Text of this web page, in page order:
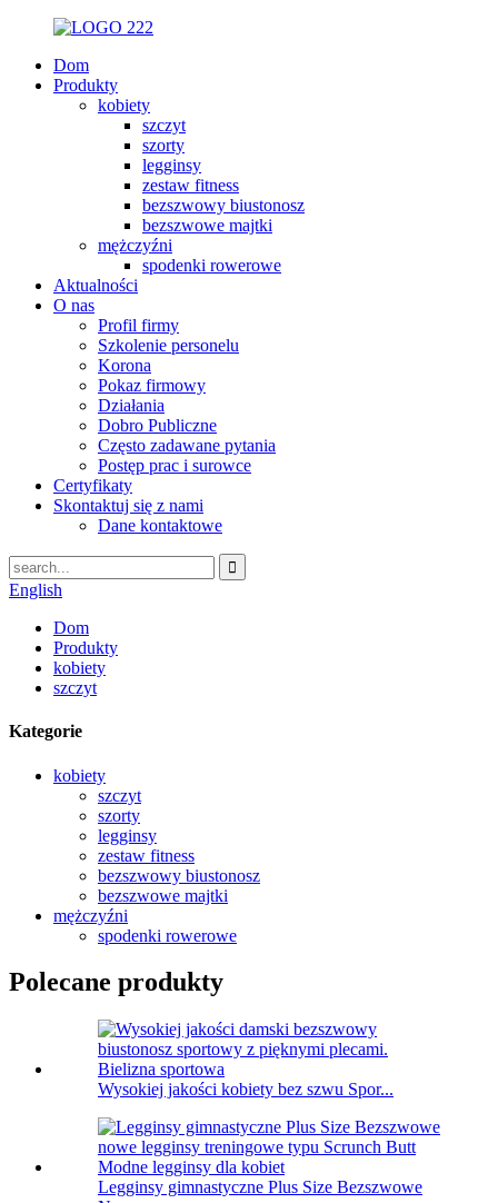
Dom
Produkty
kobiety
szczyt
szorty
legginsy
zestaw fitness
bezszwowy biustonosz
bezszwowe majtki
mężczyźni
spodenki rowerowe
Aktualności
O nas
Profil firmy
Szkolenie personelu
Korona
Pokaz firmowy
Działania
Dobro Publiczne
Często zadawane pytania
Postęp prac i surowce
Certyfikaty
Skontaktuj się z nami
Dane kontaktowe
English
Dom
Produkty
kobiety
szczyt
Kategorie
kobiety
szczyt
szorty
legginsy
zestaw fitness
bezszwowy biustonosz
bezszwowe majtki
mężczyźni
spodenki rowerowe
Polecane produkty
Wysokiej jakości kobiety bez szwu Spor...
Legginsy gimnastyczne Plus Size Bezszwowe